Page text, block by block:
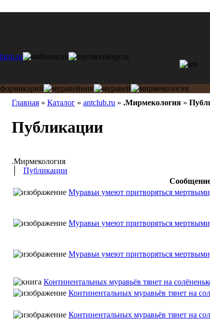
Главная » Каталог » antclub.ru » .Мирмекология »
Публикации
.Мирмекология
Публикации
Муравьи умеют притворяться
Муравьи умеют притворяться
Муравьи умеют притворяться
Континентальных муравьёв тянет на
Континентальных муравьёв тянет на
Континентальных муравьёв тянет на